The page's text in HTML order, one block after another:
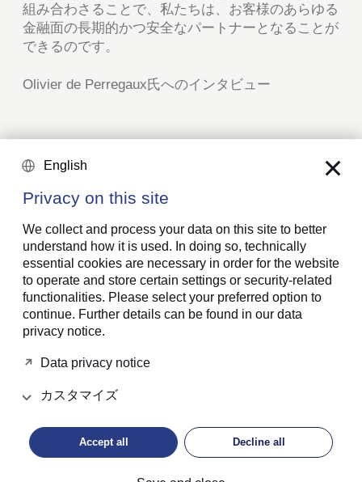
組み合わさることで、私たちは、お客様のあらゆる
金融面の長期的かつ安全なパートナーとなることが
できるのです。
Olivier de Perregaux氏へのインタビュー
Factsheet Financial Stability
Factsheet Longterm Perspective und Stability
Factsheet Counterparty Risk
Our ratings
透明性がもたらす効果
私たちは可能な限りすべての情報を開示していま
す。当社は、Moody’s や Standard & Poor’sにより
ライベートバンクの一社です。当社は強固な財務基
盤、高い流動性、安定的な資本力が評価され、高い
English
Privacy on this site
We collect and process your data on this site to better
understand how it is used. In doing so, technically
essential cookies are necessary in order for the website
to operate and store certain settings or security-related
functionalities. Please select your preferred option to
continue. Further details can be found in our data
privacy notice.
Data privacy notice
カスタマイズ
Accept all Decline all